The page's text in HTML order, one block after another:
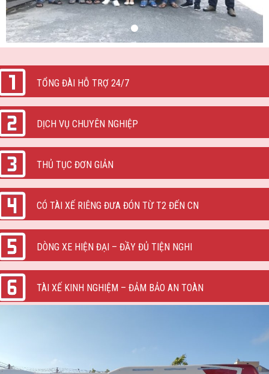
TỔNG ĐÀI HỖ TRỢ 24/7
DỊCH VỤ CHUYÊN NGHIỆP
THỦ TỤC ĐƠN GIẢN
CÓ TÀI XẾ RIÊNG ĐƯA ĐÓN TỪ T2 ĐẾN CN
DÒNG XE HIỆN ĐẠI – ĐẦY ĐỦ TIỆN NGHI
TÀI XẾ KINH NGHIỆM – ĐẢM BẢO AN TOÀN